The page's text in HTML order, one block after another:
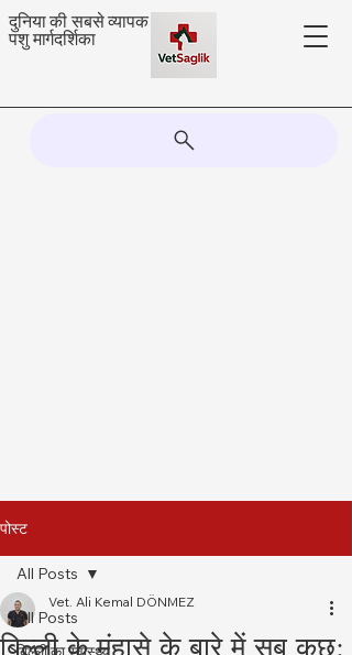
दुनिया की सबसे व्यापक
पशु मार्गदर्शिका
पोस्ट
All Posts
All Posts
बिल्ली के मुंहासे के बारे में सब कुछ:
Vet. Ali Kemal DÖNMEZ